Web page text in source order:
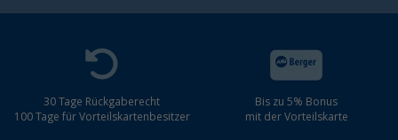
30 Tage Rückgaberecht
100 Tage für Vorteilskartenbesitzer
Bis zu 5% Bonus
mit der Vorteilskarte